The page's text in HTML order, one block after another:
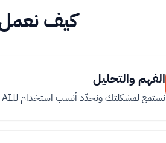
كيف
الفهم والتحليل
نستمع لمشكلتك ونحدّد أنسب استخدام للـAI يحقّق عائد فعلي.